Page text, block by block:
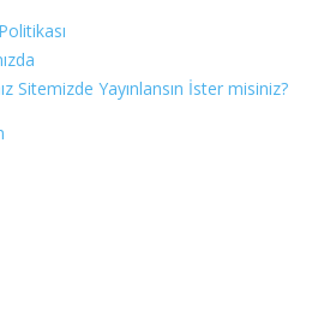
Sitemizde Yayınlansın İster misiniz?